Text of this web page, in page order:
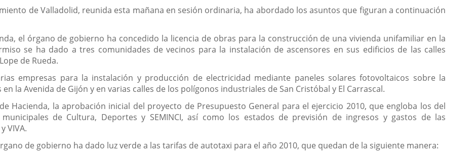
noticia
de Valladolid, reunida esta mañana en sesión ordinaria, ha abordado los asuntos que figuran a continuación
el órgano de gobierno ha concedido la licencia de obras para la construcción de una vivienda unifamiliar en la
se ha dado a tres comunidades de vecinos para la instalación de ascensores en sus edificios de las calles
de Rueda.
empresas para la instalación y producción de electricidad mediante paneles solares fotovoltaicos sobre la
la Avenida de Gijón y en varias calles de los polígonos industriales de San Cristóbal y El Carrascal.
Hacienda, la aprobación inicial del proyecto de Presupuesto General para el ejercicio 2010, que engloba los del
de Cultura, Deportes y SEMINCI, así como los estados de previsión de ingresos y gastos de las
VIVA.
de gobierno ha dado luz verde a las tarifas de autotaxi para el año 2010, que quedan de la siguiente manera: